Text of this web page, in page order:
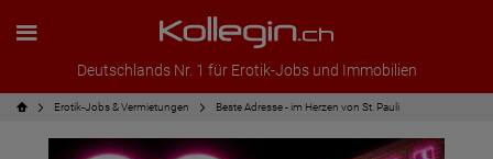
Deutschlands Nr. 1 für Erotik-Jobs und Immobilien
Erotik-Jobs & Vermietungen Beste Adresse - im Herzen von St. Pauli